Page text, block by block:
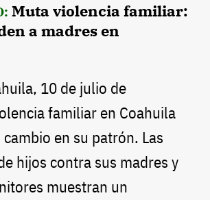
Muta violencia familiar:
a madres en
10 de julio de
familiar en Coahuila
en su patrón. Las
hijos contra sus madres y
muestran un